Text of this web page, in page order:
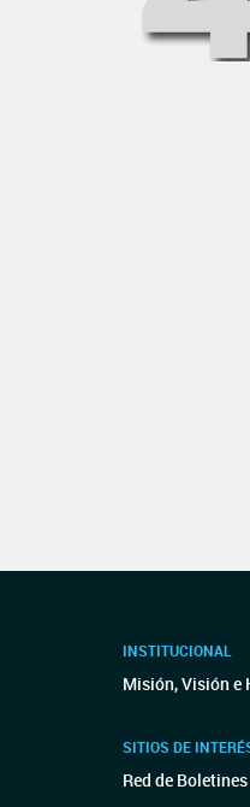
INSTITUCIONAL
Misión, Visión e
SITIOS DE
Red de